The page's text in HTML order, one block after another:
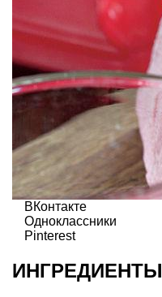
ВКонтакте
Одноклассники
Pinterest
ИНГРЕДИЕНТЫ